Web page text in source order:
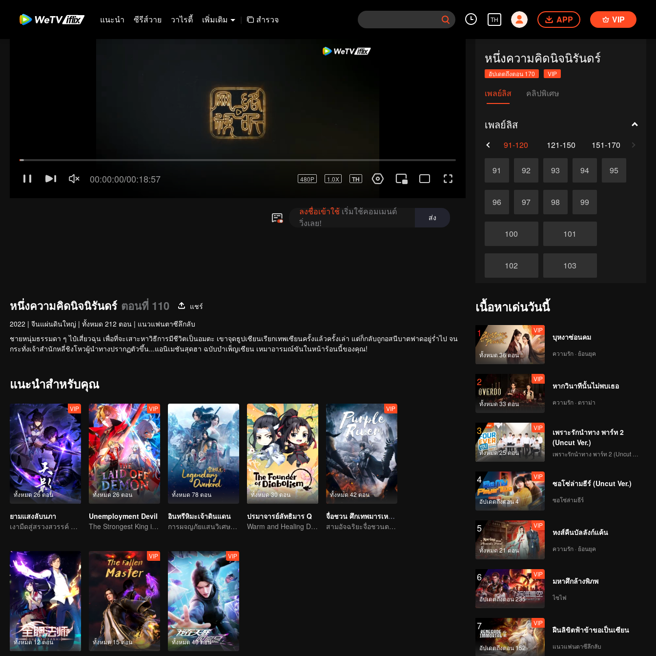
แนะนำ ซีรีส์วาย วาไรตี้ เพิ่มเติม | สำรวจ TH APP VIP
หนึ่งความคิดนิจนิรันดร์
อัปเดตถึงตอน 170 VIP
เพลย์ลิส คลิปพิเศษ
เพลย์ลิส
91-120 121-150 151-170
91 92 93 94 95
96 97 98 99
100 101
102 103
106
108
110 111
112
114 115
116 117
118
120
หนึ่งความคิดนิจนิรันดร์ ตอนที่ 110
แชร์
2022 | จีนแผ่นดินใหญ่ | ทั้งหมด 212 ตอน | แนวแฟนตาซีลึกลับ
ชายหนุ่มธรรมดา ๆ ไป๋เสี่ยวฉุน เพื่อที่จะเสาะหาวิธีการมีชีวิตเป็นอมตะ เขาจุดธูปเซียนเรียกเทพเซียนครั้งแล้วครั้งเล่า แต่ก็กลับถูกอสนีบาตฟาดอยู่ร่ำไป จน
กระทั่งเจ้าสำนักหลี่ชิงโหวผู้นำทางปรากฏตัวขึ้น...แอนิเมชันสุดฮา ฉบับบำเพ็ญเซียน เหมาอารมณ์ขันในหน้าร้อนนี้ของคุณ!
แนะนำสำหรับคุณ
ทั้งหมด 26 ตอน
VIP
ยามแสงลับนภา
เงามืดสู่สรวงสวรรค์ แผดเผาวิญญาณพิทักษ์ความดี
ทั้งหมด 26 ตอน
VIP
Unemployment Devil
The Strongest King in the Demon World Suddenly Gets Laid Off?
ทั้งหมด 78 ตอน
อินทรีหิมะเจ้าดินแดน
การผจญภัยแสนวิเศษและอุปสรรคของเด็กหนุ่มเริ่มต้นขึ้นอีกครั้ง
ทั้งหมด 30 ตอน
ปรมาจารย์ลัทธิมาร Q
Warm and Healing Daily Life
ทั้งหมด 42 ตอน
VIP
จื่อชวน ศึกเทพมารเหนือพิภพ
สามอัจฉริยะจื่อชวนตะลุยทวีปซีชวน
ทั้งหมด 12 ตอน ทั้งหมด 15 ตอน
VIP
ทั้งหมด 40 ตอน
VIP
เนื้อหาเด่นวันนี้
1
ทั้งหมด 36 ตอน
VIP
บุหงาซ่อนคม
ความรัก · ย้อนยุค
2
ทั้งหมด 33 ตอน
VIP
หากวินาทีนั้นไม่พบเธอ
ความรัก · ดราม่า
3
ทั้งหมด 25 ตอน
VIP
เพราะรักนำทาง พาร์ท 2
(Uncut Ver.)
4
อัปเดตถึงตอน 4
VIP
ซอโซ่ล่ามธีร์ (Uncut Ver.)
ซอโซ่ล่ามธีร์
5
ทั้งหมด 21 ตอน
VIP
หงส์คืนบัลลังก์แค้น
ความรัก · ย้อนยุค
6
อัปเดตถึงตอน 235
VIP
มหาศึกล้างพิภพ
ไซไฟ
7
อัปเดตถึงตอน 152
VIP
ฝืนลิขิตฟ้าข้าขอเป็นเซียน
แนวแฟนตาซีลึกลับ